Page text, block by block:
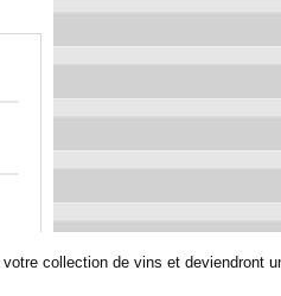
collection de vins et deviendront